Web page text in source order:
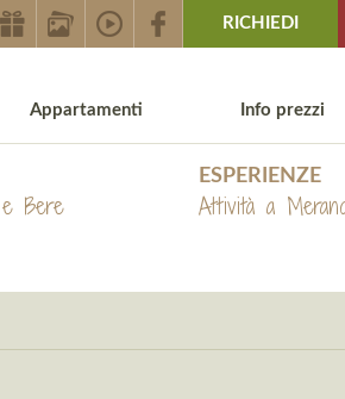
RICHIEDI
Appartamenti Info prezzi
Bere
ESPERIENZE
Attività a